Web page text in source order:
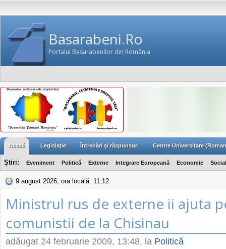
Basarabeni.Ro
Portalul Basarabenilor din România
Acasă Legislaţie Întrebări şi răspunsuri Centre Universitare
Ştiri: Eveniment Politică Externe Integrare Europeană Economie Social
9 august 2026, ora locală: 11:12
Ministrul rus de externe ii ajuta
comunistii de la Chisinau
adăugat 24 februarie 2009, 13:48, la Politică